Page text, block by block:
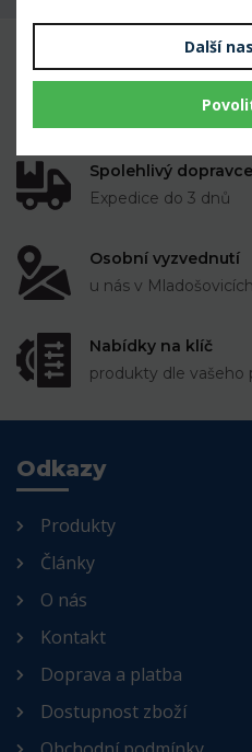
Mnoho
lékaři i chovateli
k dispozici skladem
Spolehlivý dopravce
Expedice do 3 dnů
Osobní vyzvednutí
u nás v Mladošovicích
Nabídky na klíč
produkty dle vašeho
Odkazy
Produkty
Články
O nás
Kontakt
Doprava a platba
Dostupnost zboží
Další